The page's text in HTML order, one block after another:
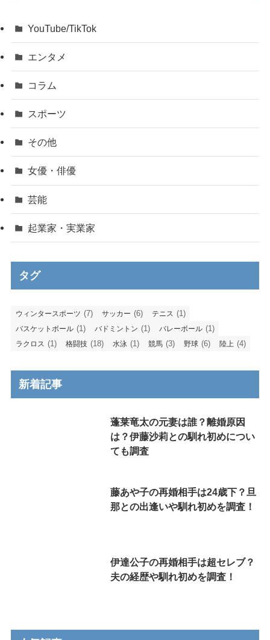
YouTube/TikTok
エンタメ
コラム
スポーツ
その他
女優・俳優
芸能
起業家・実業家
タグ
ウィンタースポーツ (7) サッカー (6) テニス (1)
バスケットボール (1) バドミントン (1) バレーボール (1)
ラクロス (1) 格闘技 (18) 水泳 (1) 競馬 (3) 野球 (6) 陸上 (4)
新着記事
蓬莱竜太の元妻は誰？離婚原因
は？伊藤沙莉との馴れ初めについ
ても調査
藤あや子の再婚相手は24歳下？旦
那との出逢いや馴れ初めを調査！
伊達公子の再婚相手は超セレブ？
夫の経歴や馴れ初めを調査！